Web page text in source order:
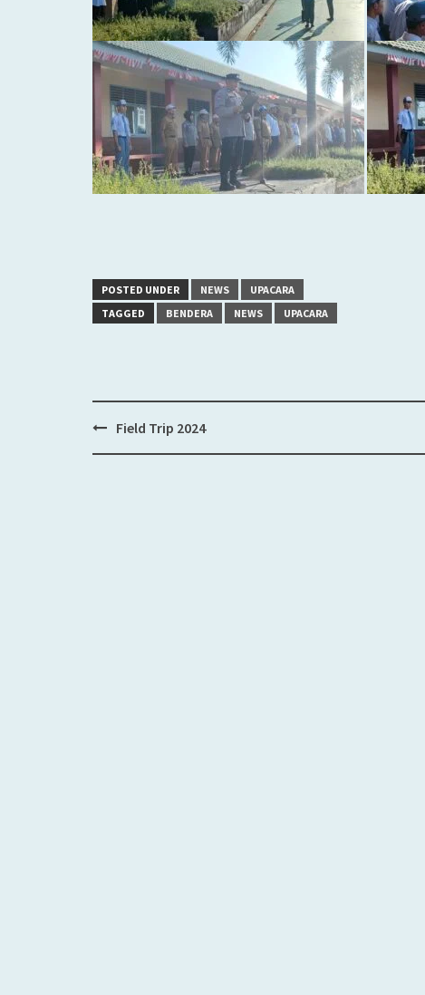
POSTED UNDER NEWS
UPACARA
TAGGED
BENDERA NEWS UPACARA
Field Trip 2024